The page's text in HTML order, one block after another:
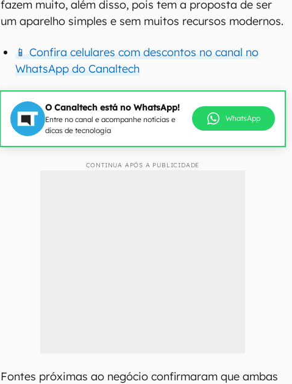
fazem muito, além disso, pois tem a proposta de ser
um aparelho simples e sem muitos recursos modernos.
📱 Confira celulares com descontos no canal no
WhatsApp do Canaltech
O Canaltech está no WhatsApp!
Entre no canal e acompanhe notícias e
dicas de tecnologia
WhatsApp
CONTINUA APÓS A PUBLICIDADE
Fontes próximas ao negócio confirmaram que ambas